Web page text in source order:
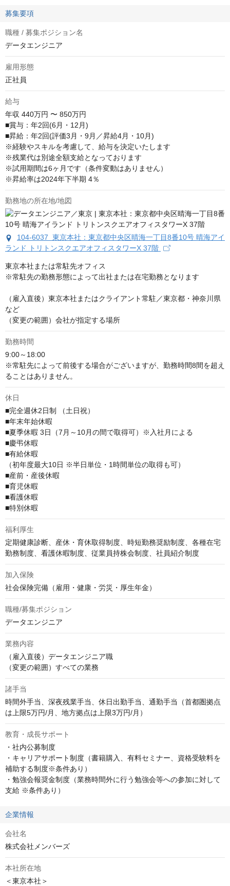
募集要項
職種 / 募集ポジション名
データエンジニア
雇用形態
正社員
給与
年収 440万円 〜 850万円
■賞与：年2回(6月・12月)
■昇給：年2回(評価3月・9月／昇給4月・10月)
※経験やスキルを考慮して、給与を決定いたします
※残業代は別途全額支給となっております
※試用期間は6ヶ月です（条件変動はありません）
※昇給率は2024年下半期 4％
勤務地の所在地/地図
104-6037 東京本社：東京都中央区晴海一丁目8番10号 晴海アイ
ランド トリトンスクエアオフィスタワーX 37階
東京本社または常駐先オフィス
※常駐先の勤務形態によって出社または在宅勤務となります
（雇入直後）東京本社またはクライアント常駐／東京都・神奈川県
など
（変更の範囲）会社が指定する場所
勤務時間
9:00～18:00
※常駐先によって前後する場合がございますが、勤務時間8間を超え
ることはありません。
休日
■完全週休2日制 （土日祝）
■年末年始休暇
■夏季休暇 3日（7月～10月の間で取得可）※入社月による
■慶弔休暇
■有給休暇
（初年度最大10日 ※半日単位・1時間単位の取得も可）
■産前・産後休暇
■育児休暇
■看護休暇
■特別休暇
福利厚生
定期健康診断、産休・育休取得制度、時短勤務奨励制度、各種在宅
勤務制度、看護休暇制度、従業員持株会制度、社員紹介制度
加入保険
社会保険完備（雇用・健康・労災・厚生年金）
職種/募集ポジション
データエンジニア
業務内容
（雇入直後）データエンジニア職
（変更の範囲）すべての業務
諸手当
時間外手当、深夜残業手当、休日出勤手当、通勤手当（首都圏拠点
は上限5万円/月、地方拠点は上限3万円/月）
教育・成長サポート
・社内公募制度
・キャリアサポート制度（書籍購入、有料セミナー、資格受験料を
補助する制度※条件あり）
・勉強会報奨金制度（業務時間外に行う勉強会等への参加に対して
支給 ※条件あり）
企業情報
会社名
株式会社メンバーズ
本社所在地
＜東京本社＞